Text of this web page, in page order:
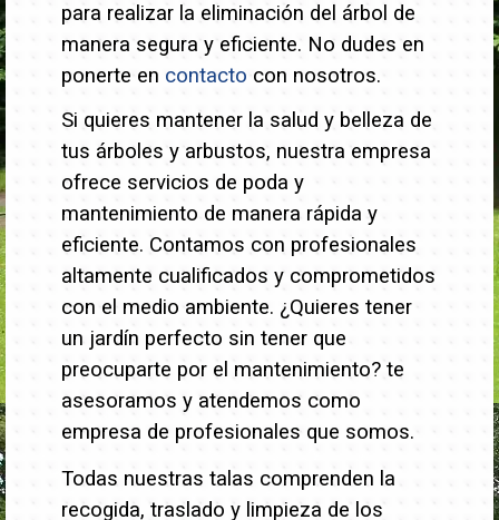
para realizar la eliminación del árbol de
manera segura y eficiente. No dudes en
ponerte en contacto con nosotros.
Si quieres mantener la salud y belleza de
tus árboles y arbustos, nuestra empresa
ofrece servicios de poda y
mantenimiento de manera rápida y
eficiente. Contamos con profesionales
altamente cualificados y comprometidos
con el medio ambiente. ¿Quieres tener
un jardín perfecto sin tener que
preocuparte por el mantenimiento? te
asesoramos y atendemos como
empresa de profesionales que somos.
Todas nuestras talas comprenden la
recogida, traslado y limpieza de los